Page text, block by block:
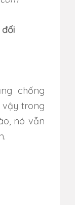
chống
vậy trong
nó vẫn